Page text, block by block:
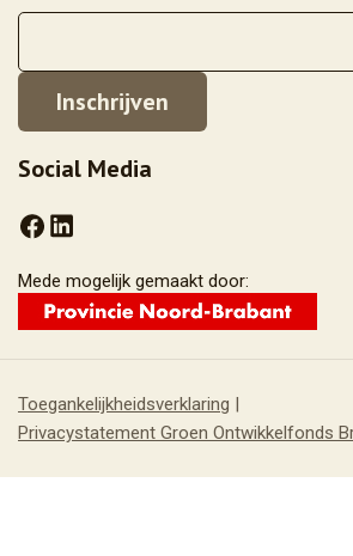
Social Media
Mede mogelijk gemaakt door:
Toegankelijkheidsverklaring
Privacystatement Groen Ontwikkelfonds